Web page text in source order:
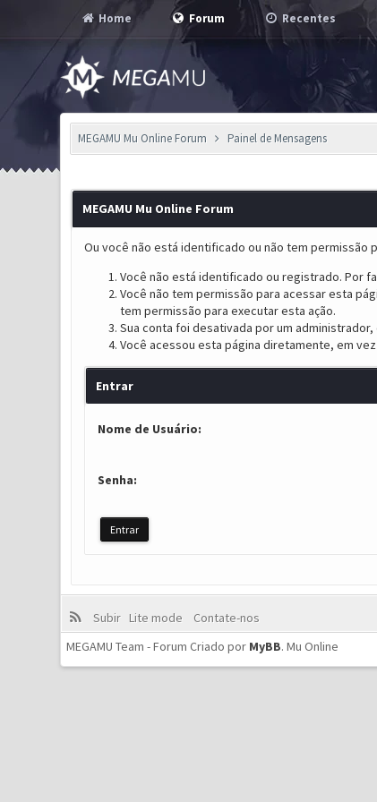
Home Forum Recentes
MEGAMU Mu Online Forum Painel de Mensagens
MEGAMU Mu Online Forum
Ou você não está identificado ou não tem
Você não está identificado ou registrado. Por
Você não tem permissão para acessar esta
tem permissão para executar esta ação.
Sua conta foi desativada por um
Você acessou esta página diretamente, em
Entrar
Nome de Usuário:
Senha:
Subir Lite mode
Contate-nos
MEGAMU Team - Forum Criado por MyBB.Mu Online